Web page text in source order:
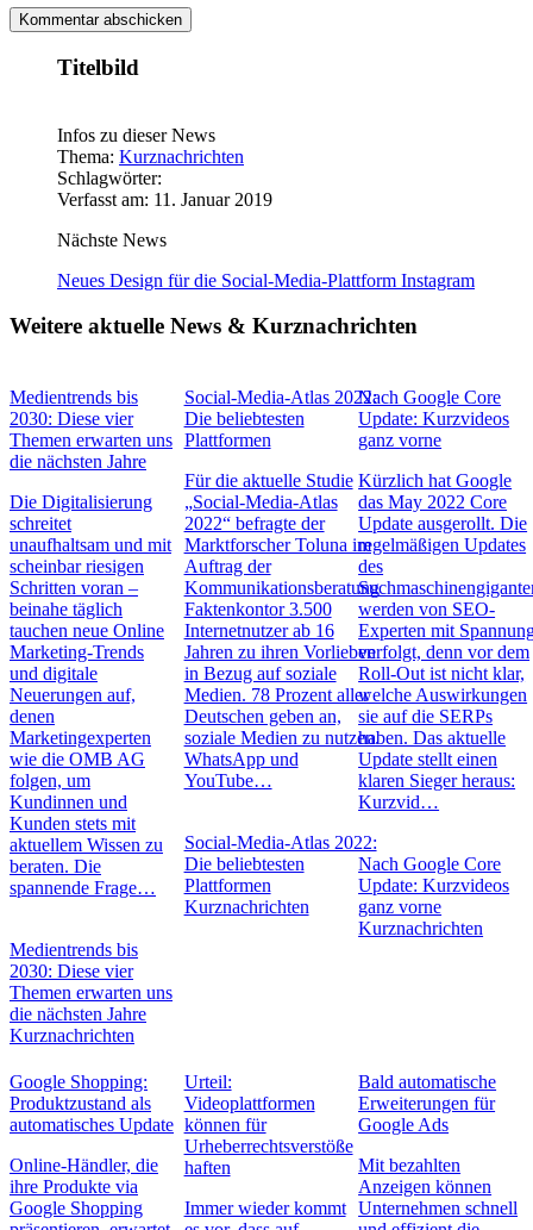
Titelbild
Infos zu dieser News
Thema: Kurznachrichten
Schlagwörter:
Verfasst am: 11. Januar 2019
Nächste News
Neues Design für die Social-Media-Plattform Instagram
Weitere aktuelle News & Kurznachrichten
Medientrends bis
2030: Diese vier
Themen erwarten uns
die nächsten Jahre
Die Digitalisierung
schreitet
unaufhaltsam und mit
scheinbar riesigen
Schritten voran –
beinahe täglich
tauchen neue Online
Marketing-Trends
und digitale
Neuerungen auf,
denen
Marketingexperten
wie die OMB AG
folgen, um
Kundinnen und
Kunden stets mit
aktuellem Wissen zu
beraten. Die
spannende Frage…
Medientrends bis
2030: Diese vier
Themen erwarten uns
die nächsten Jahre
Kurznachrichten
Social-Media-Atlas 2022:
Die beliebtesten
Plattformen
Für die aktuelle Studie
„Social-Media-Atlas
2022“ befragte der
Marktforscher Toluna im
Auftrag der
Kommunikationsberatung
Faktenkontor 3.500
Internetnutzer ab 16
Jahren zu ihren Vorlieben
in Bezug auf soziale
Medien. 78 Prozent aller
Deutschen geben an,
soziale Medien zu nutzen.
WhatsApp und
YouTube…
Social-Media-Atlas 2022:
Die beliebtesten
Plattformen
Kurznachrichten
Nach Google Core
Update: Kurzvideos
ganz vorne
Kürzlich hat Google
das May 2022 Core
Update ausgerollt. Die
regelmäßigen Updates
des
werden von SEO-
Experten mit
verfolgt, denn vor dem
Roll-Out ist nicht klar,
welche Auswirkungen
sie auf die SERPs
haben. Das aktuelle
Update stellt einen
klaren Sieger heraus:
Kurzvid…
Nach Google Core
Update: Kurzvideos
ganz vorne
Kurznachrichten
Google Shopping:
Produktzustand als
automatisches Update
Online-Händler, die
ihre Produkte via
Google Shopping
Urteil:
Videoplattformen
können für
Urheberrechtsverstöße
haften
Immer wieder kommt
Bald automatische
Erweiterungen für
Google Ads
Mit bezahlten
Anzeigen können
Unternehmen schnell